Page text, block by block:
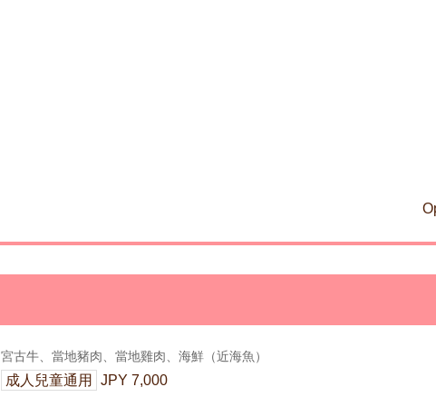
宮古牛、當地豬肉、當地雞肉、海鮮（近海魚）
成人兒童通用 JPY 7,000